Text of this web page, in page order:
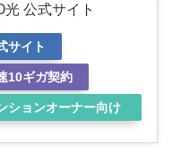
光 公式サイト
サイト
10ギガ契約
ションオーナー向け